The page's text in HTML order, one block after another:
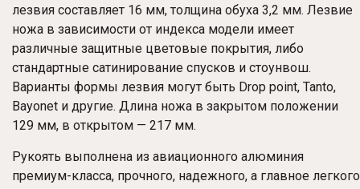
лезвия составляет 16 мм, толщина обуха 3,2 мм. Лезвие
ножа в зависимости от индекса модели имеет
различные защитные цветовые покрытия, либо
стандартные сатинирование спусков и стоунвош.
Варианты формы лезвия могут быть Drop point, Tanto,
Bayonet и другие. Длина ножа в закрытом положении
129 мм, в открытом — 217 мм.
Рукоять выполнена из авиационного алюминия
премиум-класса, прочного, надежного, а главное легкого